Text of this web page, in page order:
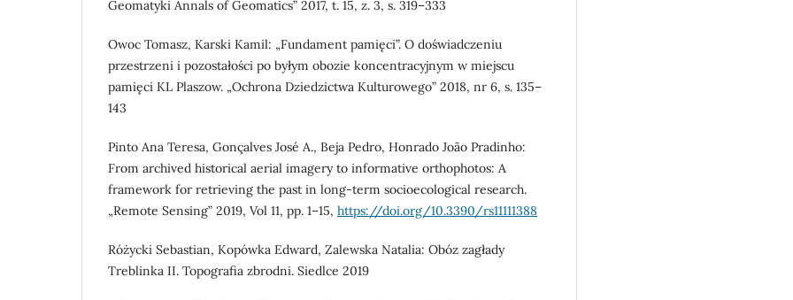
Geomatyki Annals of Geomatics” 2017, t. 15, z. 3, s. 319–333
Owoc Tomasz, Karski Kamil: „Fundament pamięci”. O doświadczeniu
przestrzeni i pozostałości po byłym obozie koncentracyjnym w miejscu
pamięci KL Plaszow. „Ochrona Dziedzictwa Kulturowego” 2018, nr 6, s. 135–
143
Pinto Ana Teresa, Gonçalves José A., Beja Pedro, Honrado João Pradinho:
From archived historical aerial imagery to informative orthophotos: A
framework for retrieving the past in long-term socioecological research.
„Remote Sensing” 2019, Vol 11, pp. 1–15, https://doi.org/10.3390/rs11111388
Różycki Sebastian, Kopówka Edward, Zalewska Natalia: Obóz zagłady
Treblinka II. Topografia zbrodni. Siedlce 2019